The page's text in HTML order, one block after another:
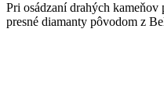
Pri osádzaní drahých
presné diamanty pôvodom z